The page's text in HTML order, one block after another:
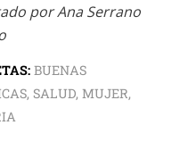
por Ana Serrano
BUENAS
, SALUD, MUJER,